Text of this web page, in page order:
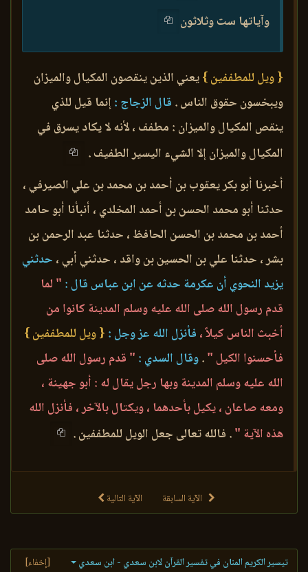
وآياتها ست وثلاثون
{ ويل للمطففين }يعني الذين ينقصون المكيال والميزان
ويبخسون حقوق الناس . قال الزجاج :إنما قيل للذي
ينقص المكيال والميزان : مطفف ، لأنه لا يكاد يسرق في
المكيال والميزان إلا الشيء اليسير الطفيف .
أخبرنا أبو بكر يعقوب بن أحمد بن محمد بن علي الصيرفي ،
حدثنا أبو محمد الحسن بن أحمد المخلدي ، أنبأنا أبو حامد
أحمد بن محمد بن الحسن الحافظ ، حدثنا عبد الرحمن بن
بشر ، حدثنا علي بن الحسين بن واقد ، حدثني أبي ، حدثني
يزيد النحوي أن عكرمة حدثه عن ابن عباس قال : " لما
قدم رسول الله صلى الله عليه وسلم المدينة كانوا من
أخبث الناس كيلاً ، فأنزل الله عز وجل : { ويل للمطففين }
فأحسنوا الكيل ".وقال السدي : " قدم رسول الله صلى
الله عليه وسلم المدينة وبها رجل يقال له : أبو جهينة ،
ومعه صاعان ، يكيل بأحدهما ، ويكتال بالآخر ، فأنزل الله
هذه الآية ". فالله تعالى جعل الويل للمطففين .
الآية السابقة الآية التالية
تيسير الكريم المنان في تفسير القرآن لابن سعدي - ابن سعدي [إخفاء]